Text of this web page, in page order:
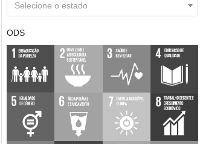
Selecione o estado
ODS